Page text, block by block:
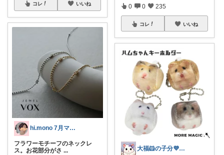
コレ いいね
hi.mono 7月マラソン感謝🥰
フラワーモチーフのネックレ
ス。お花部分がさ ...
0 0 235
コレ いいね
大福🐹の子分💜ありがとうございます